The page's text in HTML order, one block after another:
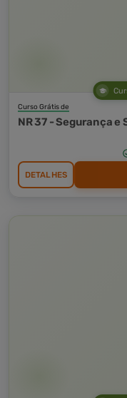
Curso Grátis de
NR 37 - Segurança
DETALHES